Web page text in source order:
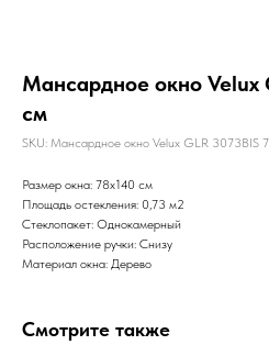
Мансардное окно Velux
см
SKU: Мансардное окно Velux GLR 3073BIS
Размер окна: 78x140 см
Площадь остекления: 0,73 м2
Стеклопакет: Однокамерный
Расположение ручки: Снизу
Материал окна: Дерево
Смотрите также